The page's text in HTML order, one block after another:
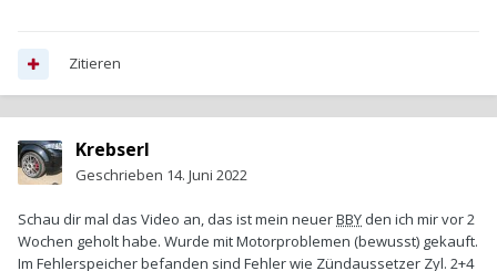
Zitieren
Krebserl
Geschrieben 14. Juni 2022
Schau dir mal das Video an, das ist mein neuerBBY den ich mir vor 2
Wochen geholt habe. Wurde mit Motorproblemen (bewusst) gekauft.
Im Fehlerspeicher befanden sind Fehler wie Zündaussetzer Zyl. 2+4